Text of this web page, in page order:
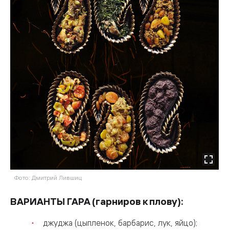
Фото: Дмитрий Лившиц
ВАРИАНТЫ ГАРА (гарниров к плову):
джуджа (цыпленок, барбарис, лук, яйцо);